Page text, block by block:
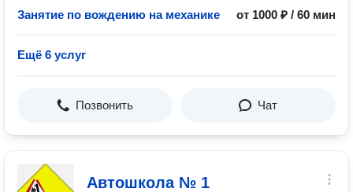
Занятие по вождению на механике от 1000 ₽ / 60 мин
Ещё 6 услуг
Позвонить Чат
Автошкола № 1